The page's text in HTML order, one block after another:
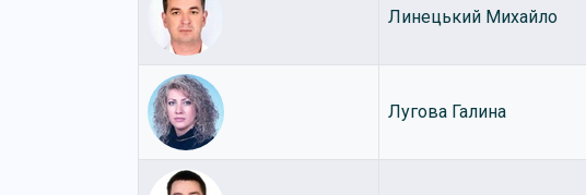
Линецький Михайло
Лугова Галина